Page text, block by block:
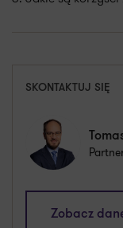
SKONTAKTUJ SIĘ
Zobacz